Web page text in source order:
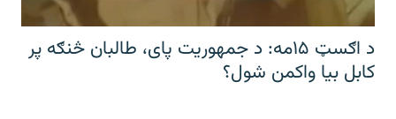
د اګسټ ۱۵مه: د جمهوریت پای، طالبان څنګه پر
کابل بیا واکمن شول؟